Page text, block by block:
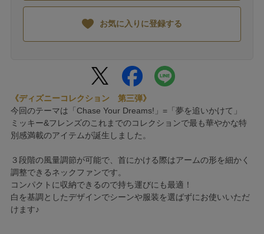
お気に入りに登録する
《ディズニーコレクション 第三弾》
今回のテーマは「Chase Your Dreams!」=「夢を追いかけて」
ミッキー&フレンズのこれまでのコレクションで最も華やかな特
別感満載のアイテムが誕生しました。
３段階の風量調節が可能で、首にかける際はアームの形を細かく
調整できるネックファンです。
コンパクトに収納できるので持ち運びにも最適！
白を基調としたデザインでシーンや服装を選ばずにお使いいただ
けます♪